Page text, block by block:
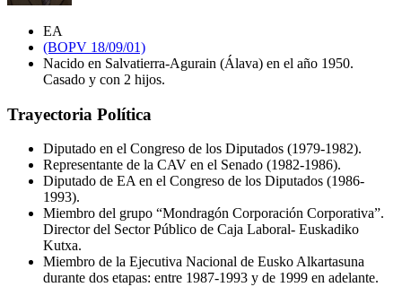
EA
(BOPV 18/09/01)
Nacido en Salvatierra-Agurain (Álava) en el año 1950.
Casado y con 2 hijos.
Trayectoria Política
Diputado en el Congreso de los Diputados (1979-1982).
Representante de la CAV en el Senado (1982-1986).
Diputado de EA en el Congreso de los Diputados (1986-
1993).
Miembro del grupo “Mondragón Corporación Corporativa”.
Director del Sector Público de Caja Laboral- Euskadiko
Kutxa.
Miembro de la Ejecutiva Nacional de Eusko Alkartasuna
durante dos etapas: entre 1987-1993 y de 1999 en adelante.